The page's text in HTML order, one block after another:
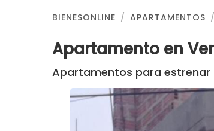
BIENESONLINE APARTAMENTOS
Apartamento en
Apartamentos para estrenar